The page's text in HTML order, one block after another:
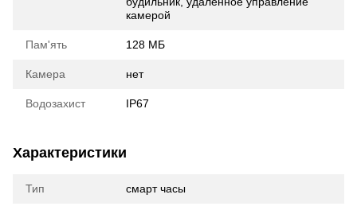
камерой
Пам'ять 128 МБ
Камера нет
Водозахист IP67
Характеристики
Тип смарт часы